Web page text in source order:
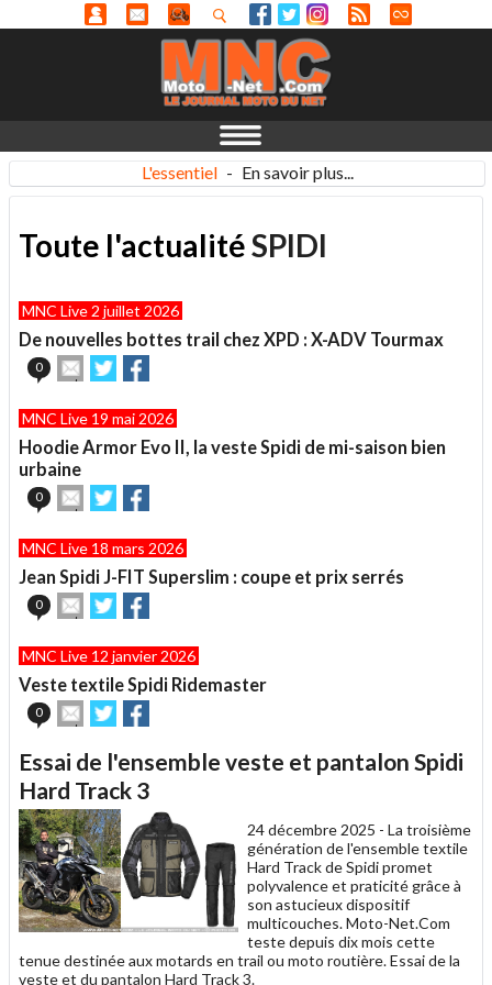
L'essentiel - En savoir plus...
Toute l'actualitéSPIDI
MNC Live 2 juillet 2026
De nouvelles bottes trail chez XPD : X-ADV Tourmax
0
Envoyer
cet
à
un
ami
Partager
sur sur
MNC Live 19 mai 2026
Hoodie Armor Evo II, la veste Spidi de mi-saison bien
urbaine
0
Envoyer
cet
à
un
ami
Partager
sur sur
MNC Live 18 mars 2026
Jean Spidi J-FIT Superslim : coupe et prix serrés
0
Envoyer
cet
à
un
ami
Partager
sur sur
MNC Live 12 janvier 2026
Veste textile Spidi Ridemaster
0
Envoyer
cet
à
un
ami
Partager
sur sur
Essai de l'ensemble veste et pantalon Spidi
Hard Track 3
24 décembre 2025 - La troisième
génération de l'ensemble textile
Hard Track de Spidi promet
polyvalence et praticité grâce à
son astucieux dispositif
multicouches. Moto-Net.Com
teste depuis dix mois cette
tenue destinée aux motards en trail ou moto routière. Essai de la
veste et du pantalon Hard Track 3.